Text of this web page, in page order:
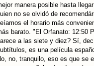
manera posible hasta
no se olvidó de
el horario más
barato. "El Orfanato: 12:50
a las siete y diez? Sí,
es una película
no, tranquilo, eso es que se